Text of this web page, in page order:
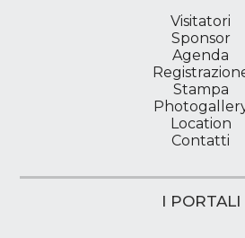
Visitatori
Sponsor
Agenda
Stampa
Location
Contatti
I PORTALI